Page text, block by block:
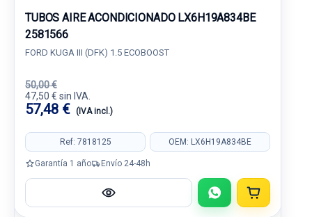
TUBOS AIRE ACONDICIONADO LX6H19A834BE
2581566
FORD KUGA III (DFK) 1.5 ECOBOOST
50,00 €
47,50 € sin IVA.
57,48 € (IVA incl.)
Ref: 7818125 OEM: LX6H19A834BE
Garantía 1 año Envío 24-48h